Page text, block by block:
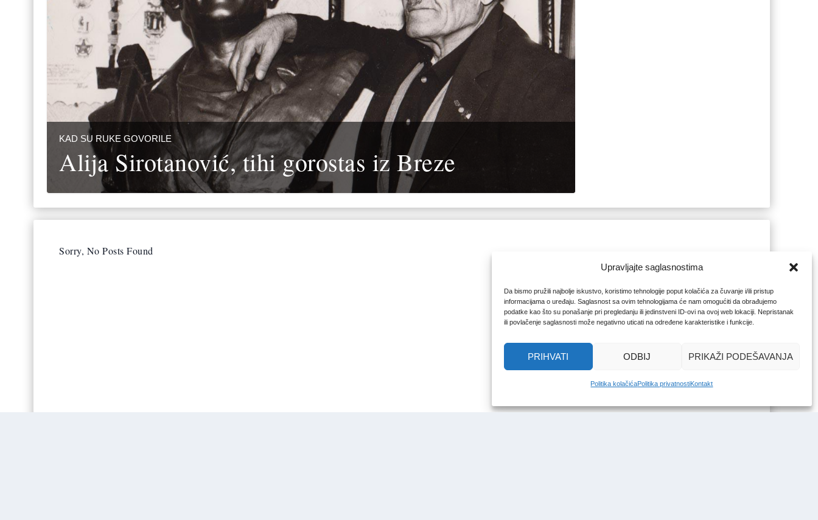
Upravljajte saglasnostima
Da bismo pružili najbolje iskustvo, koristimo tehnologije poput kolačića za čuvanje i/ili pristup
informacijama o uređaju. Saglasnost sa ovim tehnologijama će nam omogućiti da obrađujemo
podatke kao što su ponašanje pri pregledanju ili jedinstveni ID-ovi na ovoj web lokaciji. Nepristanak
ili povlačenje saglasnosti može negativno uticati na određene karakteristike i funkcije.
PRIHVATI ODBIJ PRIKAŽI PODEŠAVANJA
Politika kolačićaPolitika privatnostiKontakt
KAD SU RUKE GOVORILE
Alija Sirotanović, tihi gorostas iz Breze
Sorry, No Posts Found